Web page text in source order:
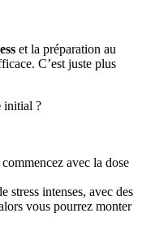
et la préparation au
C’est juste plus
initial ?
avec la dose
stress intenses, avec des
vous pourrez monter